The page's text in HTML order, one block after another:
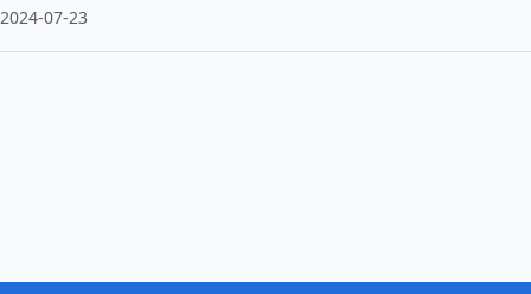
2024-07-23